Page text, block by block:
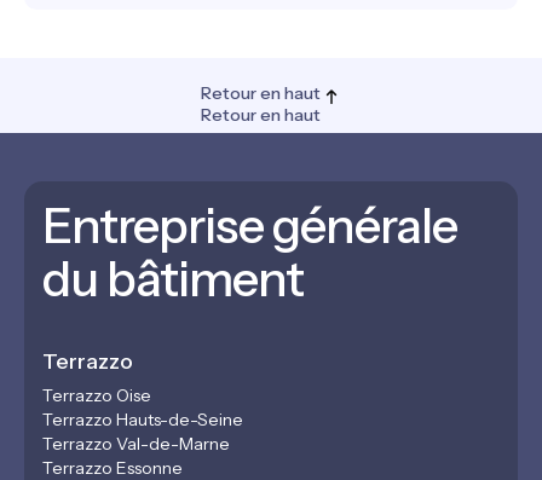
Retour en haut
Retour en haut
Entreprise générale
du bâtiment
Terrazzo
Terrazzo Oise
Terrazzo Hauts-de-Seine
Terrazzo Val-de-Marne
Terrazzo Essonne